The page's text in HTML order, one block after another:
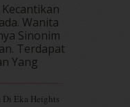
Wanita
Sinonim
Terdapat
Yang
Di Eka Heights